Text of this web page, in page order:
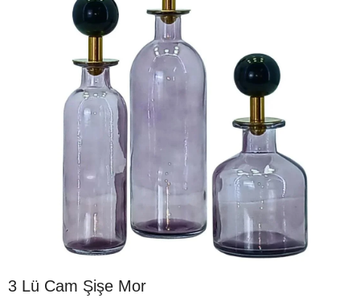
3 Lü Cam Şişe Mor